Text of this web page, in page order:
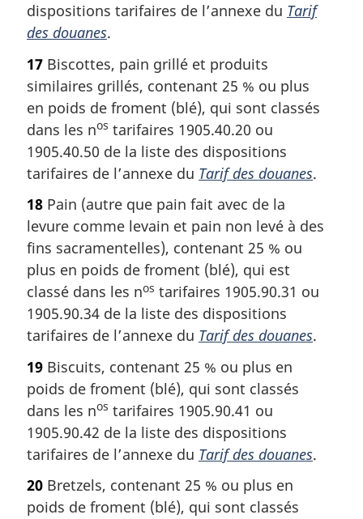
dispositions tarifaires de l’annexe du Tarif
des douanes.
17 Biscottes, pain grillé et produits
similaires grillés, contenant 25 % ou plus
en poids de froment (blé), qui sont classés
dans les nos tarifaires 1905.40.20 ou
1905.40.50 de la liste des dispositions
tarifaires de l’annexe du Tarif des douanes.
18 Pain (autre que pain fait avec de la
levure comme levain et pain non levé à des
fins sacramentelles), contenant 25 % ou
plus en poids de froment (blé), qui est
classé dans les nos tarifaires 1905.90.31 ou
1905.90.34 de la liste des dispositions
tarifaires de l’annexe du Tarif des douanes.
19 Biscuits, contenant 25 % ou plus en
poids de froment (blé), qui sont classés
dans les nos tarifaires 1905.90.41 ou
1905.90.42 de la liste des dispositions
tarifaires de l’annexe du Tarif des douanes.
20 Bretzels, contenant 25 % ou plus en
poids de froment (blé), qui sont classés